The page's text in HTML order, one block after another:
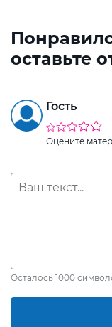
оставьте
Гость
Оцените
Осталось 1000